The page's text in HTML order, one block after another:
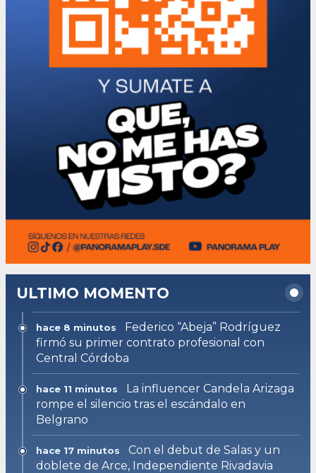
ULTIMO MOMENTO
hace 8 minutos
Federico “Abeja” Rodríguez
firmó su primer contrato profesional con
Central Córdoba
hace 11 minutos
La influencer Candela Arizaga
rompe el silencio tras el escándalo en
Belgrano
hace 17 minutos
Con el debut de Salas y un
doblete de Arce, Independiente Rivadavia